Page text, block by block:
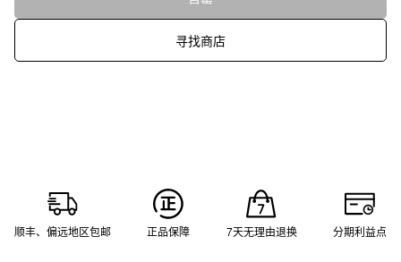
寻找商店
顺丰、偏远地区包邮 正品保障 7天无理由退换 分期利益点